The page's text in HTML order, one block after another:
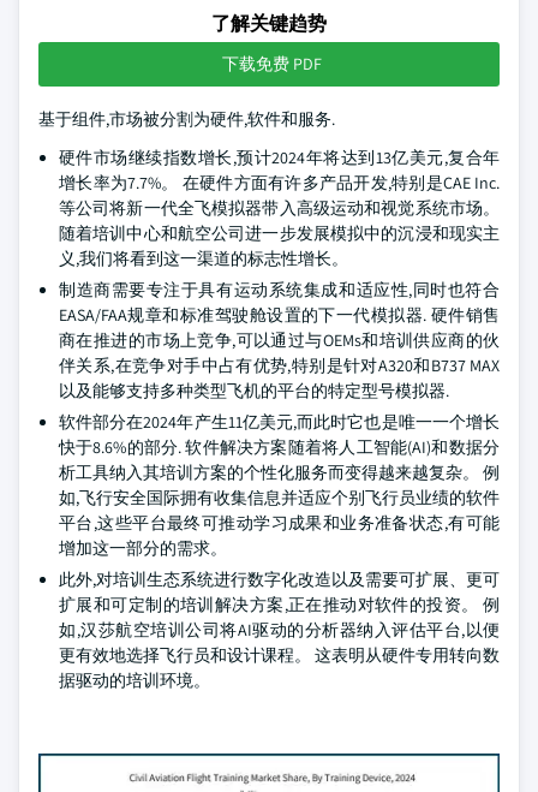
了解关键趋势
下载免费 PDF
基于组件,市场被分割为硬件,软件和服务.
硬件市场继续指数增长,预计2024年将达到13亿美元,复合年
增长率为7.7%。 在硬件方面有许多产品开发,特别是CAE Inc.
等公司将新一代全飞模拟器带入高级运动和视觉系统市场。
随着培训中心和航空公司进一步发展模拟中的沉浸和现实主
义,我们将看到这一渠道的标志性增长。
制造商需要专注于具有运动系统集成和适应性,同时也符合
EASA/FAA规章和标准驾驶舱设置的下一代模拟器. 硬件销售
商在推进的市场上竞争,可以通过与OEMs和培训供应商的伙
伴关系,在竞争对手中占有优势,特别是针对A320和B737 MAX
以及能够支持多种类型飞机的平台的特定型号模拟器.
软件部分在2024年产生11亿美元,而此时它也是唯一一个增长
快于8.6%的部分. 软件解决方案随着将人工智能(AI)和数据分
析工具纳入其培训方案的个性化服务而变得越来越复杂。 例
如,飞行安全国际拥有收集信息并适应个别飞行员业绩的软件
平台,这些平台最终可推动学习成果和业务准备状态,有可能
增加这一部分的需求。
此外,对培训生态系统进行数字化改造以及需要可扩展、更可
扩展和可定制的培训解决方案,正在推动对软件的投资。 例
如,汉莎航空培训公司将AI驱动的分析器纳入评估平台,以便
更有效地选择飞行员和设计课程。 这表明从硬件专用转向数
据驱动的培训环境。